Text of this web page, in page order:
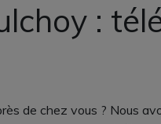
:
de chez vous ? Nous